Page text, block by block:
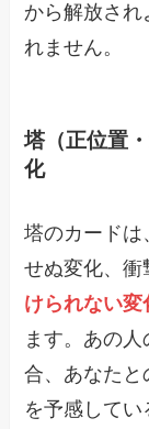
から解放され
れません。
塔（正位置
化
塔のカードは
せぬ変化、
けられない変
ます。あの
合、あなたと
を予感して